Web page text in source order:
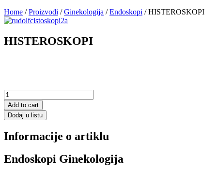
Home /Proizvodi /Ginekologija /Endoskopi / HISTEROSKOPI
HISTEROSKOPI
Add to cart
Dodaj u listu
Informacije o artiklu
Endoskopi Ginekologija